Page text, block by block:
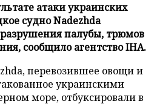
атаки украинских
судно Nadezhda
палубы, трюмов
сообщило агентство IHA.
перевозившее овощи и
украинскими
море, отбуксировали в